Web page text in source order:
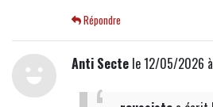
Répondre
Anti Sectele 12/05/2026 à